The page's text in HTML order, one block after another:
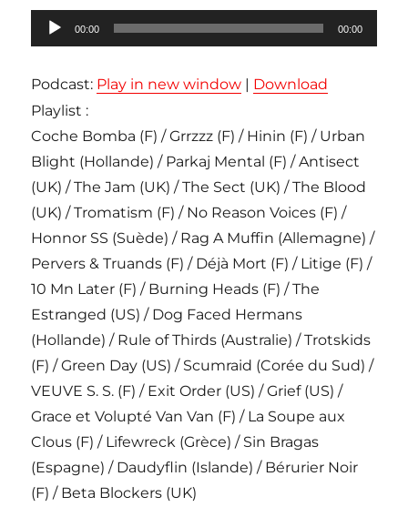
Lecteur
audio
00:00 00:00
Podcast: Play in new window | Download
Playlist :
Coche Bomba (F) / Grrzzz (F) / Hinin (F) / Urban
Blight (Hollande) / Parkaj Mental (F) / Antisect
(UK) / The Jam (UK) / The Sect (UK) / The Blood
(UK) / Tromatism (F) / No Reason Voices (F) /
Honnor SS (Suède) / Rag A Muffin (Allemagne) /
Pervers & Truands (F) / Déjà Mort (F) / Litige (F) /
10 Mn Later (F) / Burning Heads (F) / The
Estranged (US) / Dog Faced Hermans
(Hollande) / Rule of Thirds (Australie) / Trotskids
(F) / Green Day (US) / Scumraid (Corée du Sud) /
VEUVE S. S. (F) / Exit Order (US) / Grief (US) /
Grace et Volupté Van Van (F) / La Soupe aux
Clous (F) / Lifewreck (Grèce) / Sin Bragas
(Espagne) / Daudyflin (Islande) / Bérurier Noir
(F) / Beta Blockers (UK)